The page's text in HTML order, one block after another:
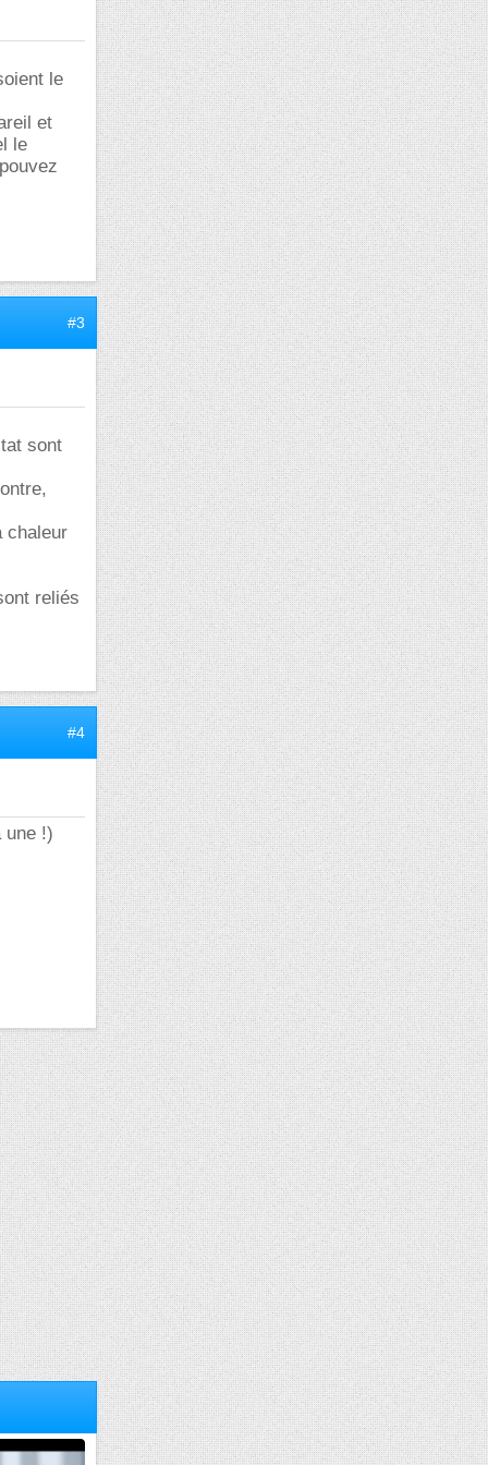
le
et
le
#3
sont
chaleur
reliés
#4
une !)